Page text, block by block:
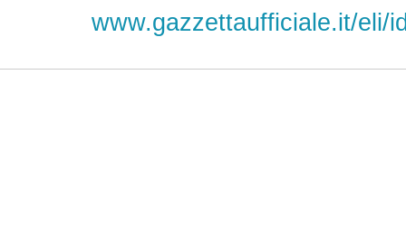
www.gazzettaufficiale.it/eli/